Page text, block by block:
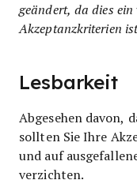
geändert, da dies
Akzeptanzkriterien
Lesbarkeit
Abgesehen davon,
sollten Sie Ihre
und auf
verzichten.